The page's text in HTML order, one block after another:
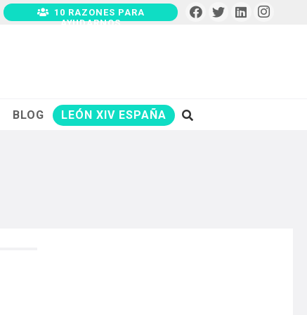
10 RAZONES PARA
AYUDARNOS
BLOG LEÓN XIV ESPAÑA